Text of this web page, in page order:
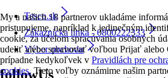
My a našich 18 partnerov ukladáme
pristupujeme, napríklad k jedinečným
cookie, za účelom spracúvania osobných
udeliť alebo spravovať voľbou Prijať alebo
prípadne kedykoľvek v Pravidlách pre
cookies. Tieto voľby oznámime našim
Tesco.sk
Zákaznícka linka - 0800222333
Výber obchodu
followUs